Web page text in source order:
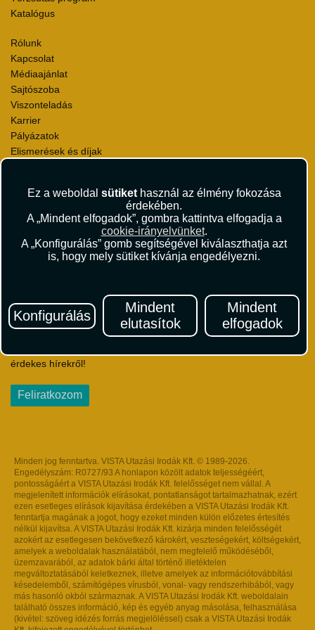
Ez a weboldal sütikethasznál az élmény fokozása
érdekében.
A „Mindent elfogadok”, gombra kattintva elfogadja a
cookie-irányelvünket.
A „Konfigurálás” gomb segítségével kiválaszthatja azt
is, hogy mely sütiket kívánja engedélyezni.
Konfigurálás
Mindent
elutasítok
Mindent
elfogadok
Katalógus
Rólunk
Kapcsolat
Médiaajánlat
Sajtószoba
Viszonteladás
Karrier
Pályázatok
Elismerések és díjak
Utazási Csomag Szerződési Feltételek
Útlemondás-biztosítás Szerződési Feltételek
Utasbiztosítás Szerződési Feltételek
Repülőjegy Szerződési Feltételek
Adatvédelem
Hírlevél
Iratkozzon fel Magyarország egyik legszínesebb utazási
érdekes hírekről!
Feliratkozom
Minden jog fenntartva. VISTA Utazási Irodák Kft. © 1989-2026.
Engedélyszám: R0727/93 A honlapon közölt adatok teljességéért,
pontosságáért a VISTA Utazási Irodák Kft. felelősséget nem vállal. A
megjelenített információk elírásokat, pontatlanságot tartalmazhatnak, ezért
ezen esetleges elírások kijavítása érdekében a VISTA Utazási Irodák Kft.
fenntartja magának a jogot, hogy ezeket minden külön előzetes értesítés
nélkül kijavítsa. A VISTA Utazási Irodák Kft. kizárja minden felelősségét
azokért az esetlegesen bekövetkező károkért, veszteségekért, költségekért,
amelyek a weboldalak használatából, nem megfelelő működéséből,
üzemzavarából, az adatok bárki által történő illetéktelen
megváltoztatásából keletkeznek, illetve amelyek az információtovábbítási
késedelemből, számítógépes vírusból, vonal- vagy rendszerhibából, vagy
más hasonló okból származnak. A VISTA Utazási Irodák Kft. weboldalain
található összes információ, kép és egyéb anyag másolása, felhasználása
(kivétel: szöveg idézés forrás megjelöléssel) csak a VISTA Utazási Irodák